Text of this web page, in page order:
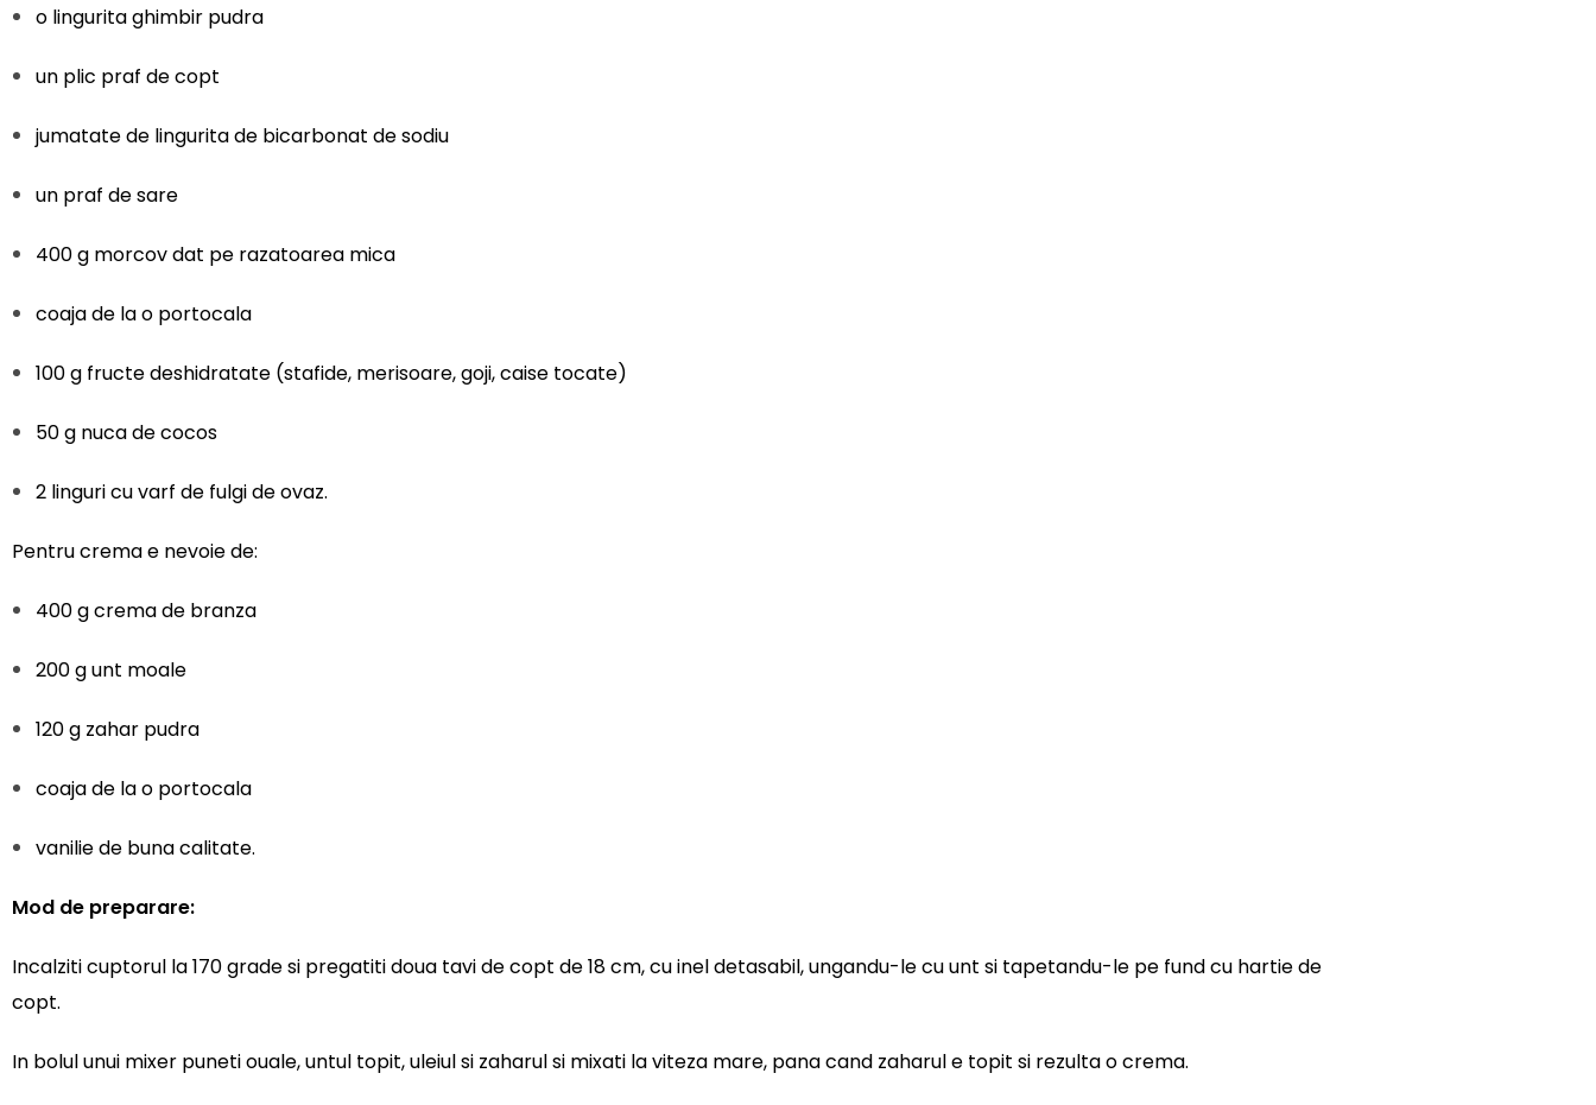
o lingurita ghimbir pudra
un plic praf de copt
jumatate de lingurita de bicarbonat de sodiu
un praf de sare
400 g morcov dat pe razatoarea mica
coaja de la o portocala
100 g fructe deshidratate (stafide, merisoare, goji, caise tocate)
50 g nuca de cocos
2 linguri cu varf de fulgi de ovaz.
Pentru crema e nevoie de:
400 g crema de branza
200 g unt moale
120 g zahar pudra
coaja de la o portocala
vanilie de buna calitate.
Mod de preparare:
Incalziti cuptorul la 170 grade si pregatiti doua tavi de copt de 18 cm, cu inel detasabil, ungandu-le cu unt si tapetandu-le pe fund cu hartie de
copt.
In bolul unui mixer puneti ouale, untul topit, uleiul si zaharul si mixati la viteza mare, pana cand zaharul e topit si rezulta o crema.